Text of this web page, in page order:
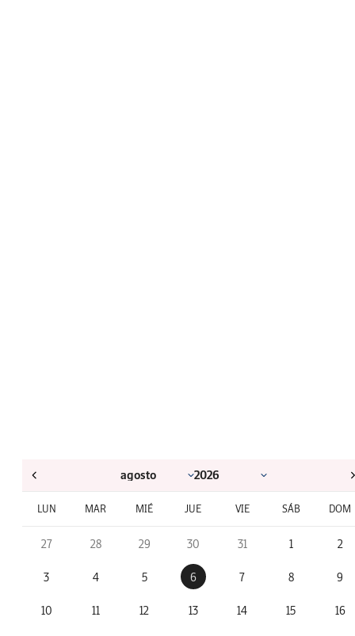
LUN MAR MIÉ JUE VIE SÁB DOM
27 28 29 30 31 1 2
3 4 5 6 7 8 9
10 11 12 13 14 15 16